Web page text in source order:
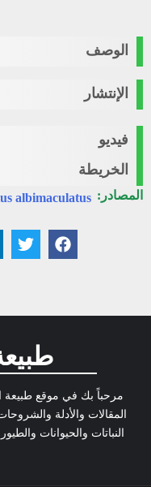
الوصف
الإنتشار
فيديو
الخريطة
المصادر: albimaculatus
مرحباً بك في موقع
المقالات والأدلة
النباتات والحيوانات